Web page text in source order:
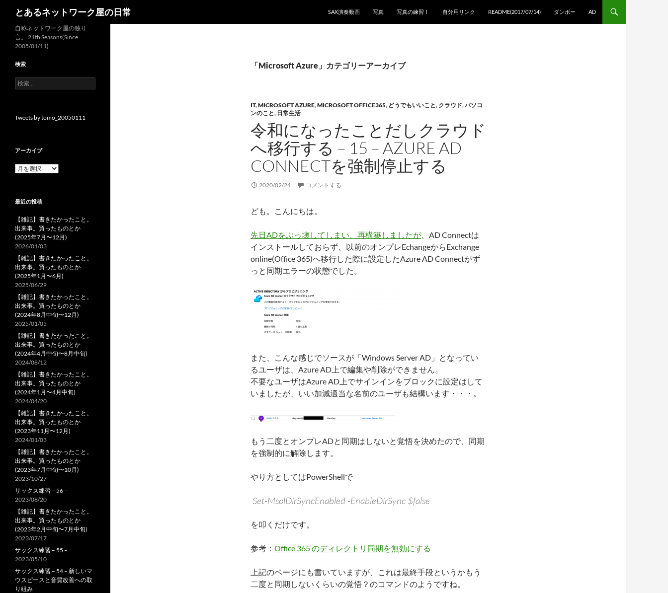
とあるネットワーク屋の日常 SAX演奏動画 写真 写真の練習！ 自分用リンク README(2017/07/14) ダンボー AD
「Microsoft Azure」カテゴリーアーカイブ
IT,MICROSOFT AZURE,MICROSOFT OFFICE365, どうでもいいこと, クラウド,パソコ
ンのこと, 日常生活
令和になったことだしクラウド
へ移行する – 15 – AZURE AD
CONNECTを強制停止する
2020/02/24 コメントする
ども。こんにちは。
先日ADをぶっ壊してしまい、再構築しましたが 、AD Connectは
インストールしておらず、以前のオンプレEchangeからExchange
online(Office 365)へ移行した際に設定したAzure AD Connectがず
っと同期エラーの状態でした。
また、こんな感じでソースが「Windows Server AD」となってい
るユーザは、Azure AD上で編集や削除ができません。
不要なユーザはAzure AD上でサインインをブロックに設定はして
いましたが、いい加減適当な名前のユーザも結構います・・・。
もう二度とオンプレADと同期はしないと覚悟を決めたので、同期
を強制的に解除します。
やり方としてはPowerShellで
Set-MsolDirSyncEnabled -EnableDirSync $false
を叩くだけです。
参考： Office 365 のディレクトリ同期を無効にする
上記のページにも書いていますが、これは最終手段というかもう
二度と同期しないくらいの覚悟？のコマンドのようですね。
自称ネットワーク屋の独り
言。 21th Seasons(Since
2005/01/11)
検索
検
索:
Tweets by tomo_20050111
アーカイブ
ア
ブ
最近の投稿
【雑記】書きたかったこと。
出来事。買ったものとか
(2025年7月〜12月)
2026/01/03
【雑記】書きたかったこと。
出来事。買ったものとか
(2025年1月〜6月)
2025/06/29
【雑記】書きたかったこと。
出来事。買ったものとか
(2024年8月中旬〜12月)
2025/01/05
【雑記】書きたかったこと。
出来事。買ったものとか
(2024年4月中旬〜8月中旬)
2024/08/12
【雑記】書きたかったこと。
出来事。買ったものとか
(2024年1月〜4月中旬)
2024/04/20
【雑記】書きたかったこと。
出来事。買ったものとか
(2023年11月〜12月)
2024/01/03
【雑記】書きたかったこと。
出来事。買ったものとか
(2023年7月中旬〜10月)
2023/10/27
サックス練習 – 56 –
2023/08/20
【雑記】書きたかったこと。
出来事。買ったものとか
(2023年2月中旬〜7月中旬)
2023/07/17
サックス練習 – 55 –
2023/05/10
サックス練習 – 54 – 新しいマ
ウスピースと音質改善への取
り組み